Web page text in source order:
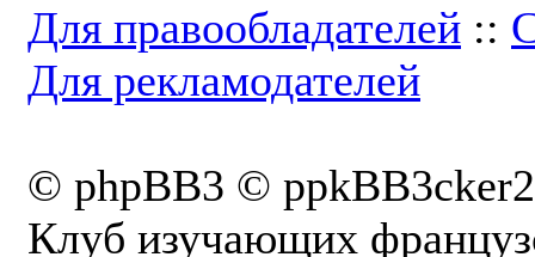
Для правообладателей ::
Для рекламодателей
© phpBB3 ©
Клуб изучающих